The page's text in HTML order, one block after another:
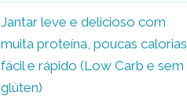
Jantar leve e delicioso com
muita proteína, poucas calorias,
fácil e rápido (Low Carb e sem
glúten)